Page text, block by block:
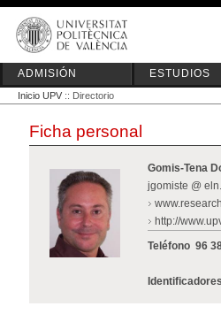
ADMISIÓN ESTUDIOS
Inicio UPV :: Directorio
Ficha personal
Gomis-Tena
jgomiste @
http://
Teléfono 96